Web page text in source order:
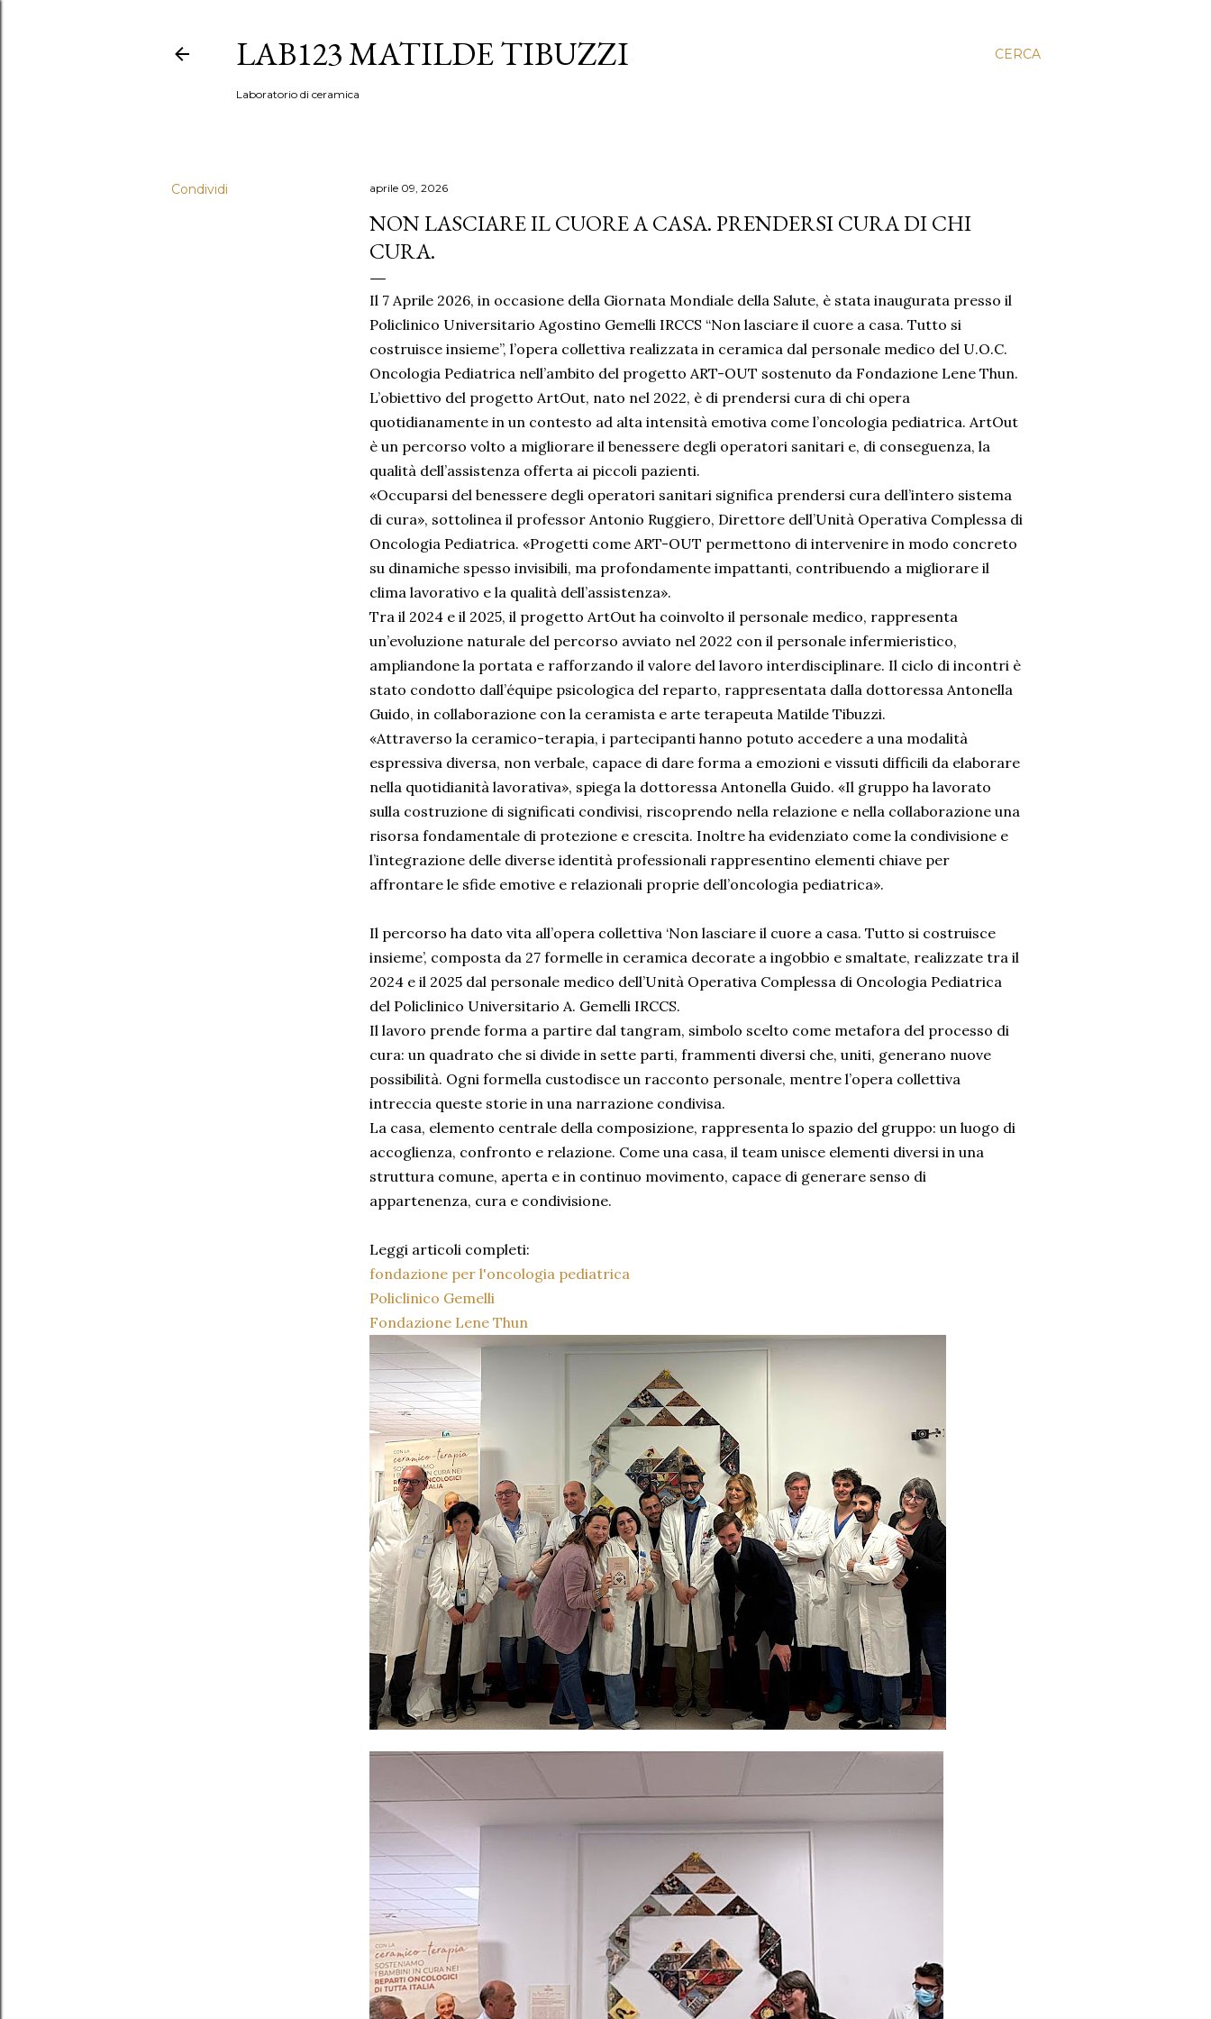
CERCA
LAB123 MATILDE TIBUZZI
Laboratorio di ceramica
Condividi aprile 09, 2026
NON LASCIARE IL CUORE A CASA. PRENDERSI CURA DI CHI
CURA.
Il 7 Aprile 2026, in occasione della Giornata Mondiale della Salute, è stata inaugurata presso il
Policlinico Universitario Agostino Gemelli IRCCS “Non lasciare il cuore a casa. Tutto si
costruisce insieme”, l’opera collettiva realizzata in ceramica dal personale medico del U.O.C.
Oncologia Pediatrica nell’ambito del progetto ART-OUT sostenuto da Fondazione Lene Thun.
L’obiettivo del progetto ArtOut, nato nel 2022, è di prendersi cura di chi opera
quotidianamente in un contesto ad alta intensità emotiva come l’oncologia pediatrica. ArtOut
è un percorso volto a migliorare il benessere degli operatori sanitari e, di conseguenza, la
qualità dell’assistenza offerta ai piccoli pazienti.
«Occuparsi del benessere degli operatori sanitari significa prendersi cura dell’intero sistema
di cura», sottolinea il professor Antonio Ruggiero, Direttore dell’Unità Operativa Complessa di
Oncologia Pediatrica. «Progetti come ART-OUT permettono di intervenire in modo concreto
su dinamiche spesso invisibili, ma profondamente impattanti, contribuendo a migliorare il
clima lavorativo e la qualità dell’assistenza».
Tra il 2024 e il 2025, il progetto ArtOut ha coinvolto il personale medico, rappresenta
un’evoluzione naturale del percorso avviato nel 2022 con il personale infermieristico,
ampliandone la portata e rafforzando il valore del lavoro interdisciplinare. Il ciclo di incontri è
stato condotto dall’équipe psicologica del reparto, rappresentata dalla dottoressa Antonella
Guido, in collaborazione con la ceramista e arte terapeuta Matilde Tibuzzi.
«Attraverso la ceramico-terapia, i partecipanti hanno potuto accedere a una modalità
espressiva diversa, non verbale, capace di dare forma a emozioni e vissuti difficili da elaborare
nella quotidianità lavorativa», spiega la dottoressa Antonella Guido. «Il gruppo ha lavorato
sulla costruzione di significati condivisi, riscoprendo nella relazione e nella collaborazione una
risorsa fondamentale di protezione e crescita. Inoltre ha evidenziato come la condivisione e
l’integrazione delle diverse identità professionali rappresentino elementi chiave per
affrontare le sfide emotive e relazionali proprie dell’oncologia pediatrica».
Il percorso ha dato vita all’opera collettiva ‘Non lasciare il cuore a casa. Tutto si costruisce
insieme’, composta da 27 formelle in ceramica decorate a ingobbio e smaltate, realizzate tra il
2024 e il 2025 dal personale medico dell’Unità Operativa Complessa di Oncologia Pediatrica
del Policlinico Universitario A. Gemelli IRCCS.
Il lavoro prende forma a partire dal tangram, simbolo scelto come metafora del processo di
cura: un quadrato che si divide in sette parti, frammenti diversi che, uniti, generano nuove
possibilità. Ogni formella custodisce un racconto personale, mentre l’opera collettiva
intreccia queste storie in una narrazione condivisa.
La casa, elemento centrale della composizione, rappresenta lo spazio del gruppo: un luogo di
accoglienza, confronto e relazione. Come una casa, il team unisce elementi diversi in una
struttura comune, aperta e in continuo movimento, capace di generare senso di
appartenenza, cura e condivisione.
Leggi articoli completi:
fondazione per l'oncologia pediatrica
Policlinico Gemelli
Fondazione Lene Thun